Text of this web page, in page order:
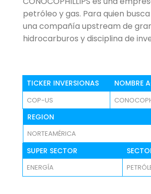
petróleo y gas. Para quien
una compañía upstream de
hidrocarburos y disciplina de
TICKER INVERSIONAS NOMBRE
COP-US
REGION
NORTEAMÉRICA
SUPER SECTOR
ENERGÍA